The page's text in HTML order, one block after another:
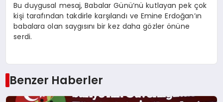
Bu duygusal mesaj, Babalar Günü’nü kutlayan pek çok
kişi tarafından takdirle karşılandı ve Emine Erdoğan’ın
babalara olan saygısını bir kez daha gözler önüne
serdi.
Benzer Haberler